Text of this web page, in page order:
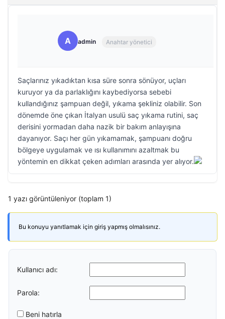
A admin Anahtar yönetici
Saçlarınız yıkadıktan kısa süre sonra sönüyor, uçları
kuruyor ya da parlaklığını kaybediyorsa sebebi
kullandığınız şampuan değil, yıkama şekliniz olabilir. Son
dönemde öne çıkan İtalyan usulü saç yıkama rutini, saç
derisini yormadan daha nazik bir bakım anlayışına
dayanıyor. Saçı her gün yıkamamak, şampuanı doğru
bölgeye uygulamak ve ısı kullanımını azaltmak bu
yöntemin en dikkat çeken adımları arasında yer alıyor.
1 yazı görüntüleniyor (toplam 1)
Bu konuyu yanıtlamak için giriş yapmış olmalısınız.
Kullanıcı adı:
Parola:
Beni hatırla